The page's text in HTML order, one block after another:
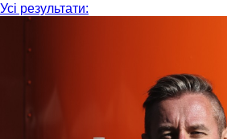
Усі результати: